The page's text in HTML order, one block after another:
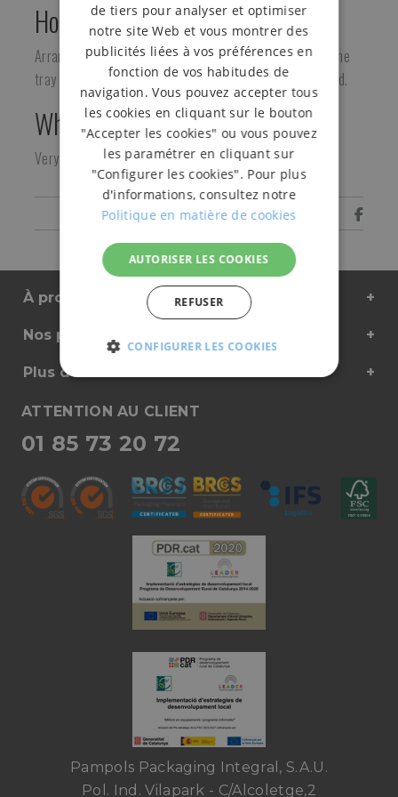
How is it used?
Arrange the slices neatly along the length and width of the
tray and finish the packaging with a stretchable film or lid.
Who is it for?
Very used in the butchery or delicatessen sector.
Share
À propos de nous
Nos produits
Plus d'informations
ATTENTION AU CLIENT
01 85 73 20 72
Pampols Packaging Integral, S.A.U.
Pol. Ind. Vilapark - C/Alcoletge,2
de tiers pour analyser et optimiser
notre site Web et vous montrer des
publicités liées à vos préférences en
fonction de vos habitudes de
navigation. Vous pouvez accepter tous
les cookies en cliquant sur le bouton
"Accepter les cookies" ou vous pouvez
les paramétrer en cliquant sur
"Configurer les cookies". Pour plus
d'informations, consultez notre
Politique en matière de cookies
AUTORISER LES COOKIES
REFUSER
CONFIGURER LES COOKIES
PERFORMANCE